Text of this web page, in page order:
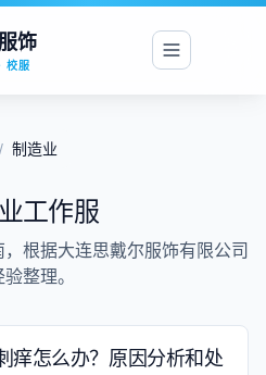
饰
校服
/ 制造业
工作服
根据大连思戴尔服饰有限公司
整理。
痒怎么办？原因分析和处